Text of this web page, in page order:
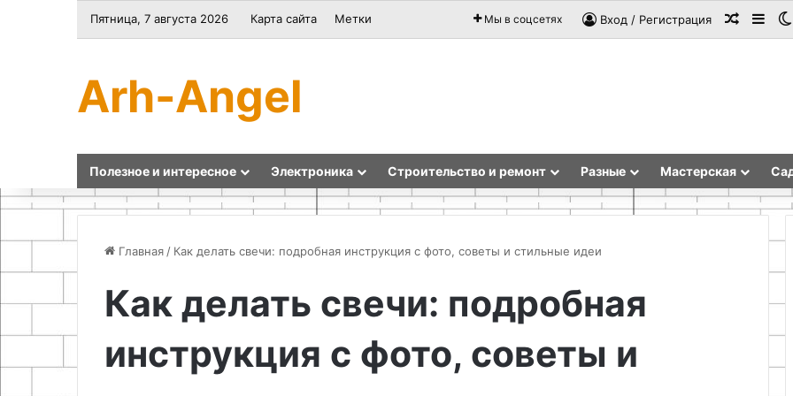
Пятница, 7 августа 2026 Карта сайта Метки Мы в соцсетях Вход / Регистрация
Arh-Angel
Полезное и интересное Электроника Строительство и ремонт Разные Мастерская
Главная / Как делать свечи: подробная инструкция с фото, советы и стильные идеи
Как делать свечи: подробная
инструкция с фото, советы и
Преимущества
использования
паллет
в
Текстильное
панно
руками: